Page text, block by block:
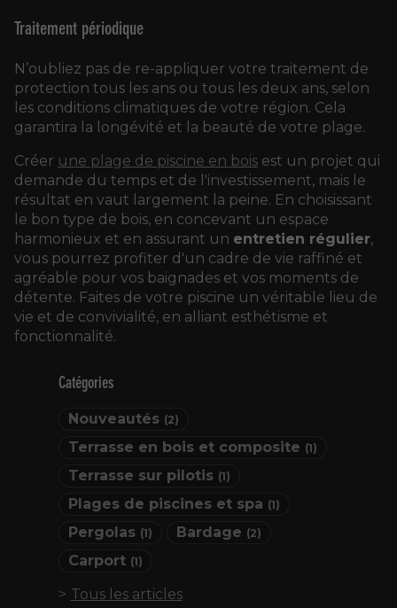
Catégories
Nouveautés (2)
Terrasse en bois et composite (1)
Terrasse sur pilotis (1)
Plages de piscines et spa (1)
Pergolas (1) Bardage (2)
Carport (1)
Tous les articles
Traitement périodique
N’oubliez pas de re-appliquer votre traitement de
protection tous les ans ou tous les deux ans, selon
les conditions climatiques de votre région. Cela
garantira la longévité et la beauté de votre plage.
Créer une plage de piscine en bois est un projet qui
demande du temps et de l'investissement, mais le
résultat en vaut largement la peine. En choisissant
le bon type de bois, en concevant un espace
harmonieux et en assurant un entretien régulier,
vous pourrez profiter d'un cadre de vie raffiné et
agréable pour vos baignades et vos moments de
détente. Faites de votre piscine un véritable lieu de
vie et de convivialité, en alliant esthétisme et
fonctionnalité.